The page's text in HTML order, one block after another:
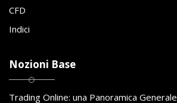
CFD
Indici
Nozioni Base
Trading Online: una Panoramica Generale